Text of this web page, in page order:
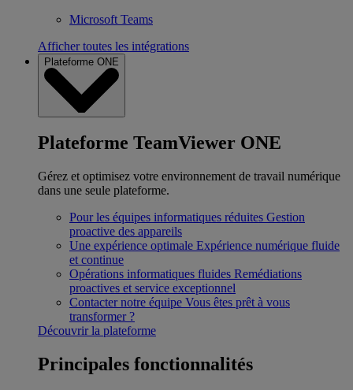
Microsoft Teams
Afficher toutes les intégrations
Plateforme ONE
Plateforme TeamViewer ONE
Gérez et optimisez votre environnement de travail numérique
dans une seule plateforme.
Pour les équipes informatiques réduites Gestion
proactive des appareils
Une expérience optimale Expérience numérique fluide
et continue
Opérations informatiques fluides Remédiations
proactives et service exceptionnel
Contacter notre équipe Vous êtes prêt à vous
transformer ?
Découvrir la plateforme
Principales fonctionnalités